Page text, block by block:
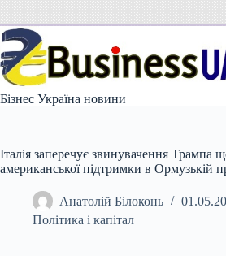
вмісту
Бізнес Україна новини
Італія заперечує звинувачення Трампа
американської підтримки в Ормузькій
Анатолій Білоконь
Політика і капітал